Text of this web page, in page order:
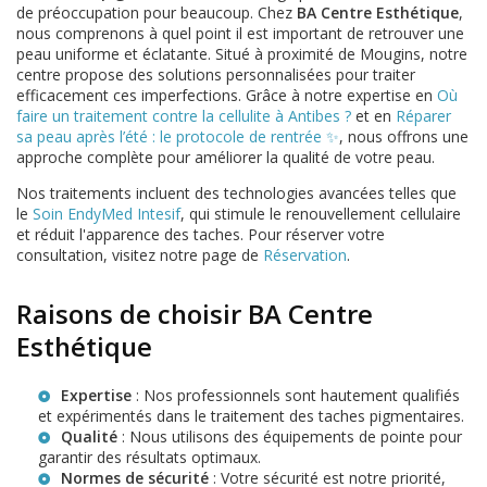
de préoccupation pour beaucoup. Chez BA Centre Esthétique,
nous comprenons à quel point il est important de retrouver une
peau uniforme et éclatante. Situé à proximité de Mougins, notre
centre propose des solutions personnalisées pour traiter
efficacement ces imperfections. Grâce à notre expertise en Où
faire un traitement contre la cellulite à Antibes ? et en Réparer
sa peau après l’été : le protocole de rentrée ✨, nous offrons une
approche complète pour améliorer la qualité de votre peau.
Nos traitements incluent des technologies avancées telles que
le Soin EndyMed Intesif, qui stimule le renouvellement cellulaire
et réduit l'apparence des taches. Pour réserver votre
consultation, visitez notre page de Réservation.
Raisons de choisir BA Centre
Esthétique
Expertise : Nos professionnels sont hautement qualifiés
et expérimentés dans le traitement des taches pigmentaires.
Qualité : Nous utilisons des équipements de pointe pour
garantir des résultats optimaux.
Normes de sécurité : Votre sécurité est notre priorité,